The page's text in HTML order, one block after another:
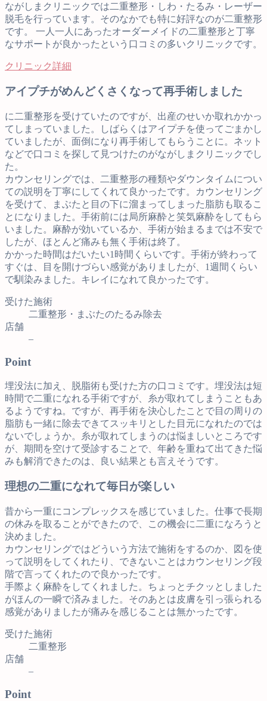
ながしまクリニックでは二重整形・しわ・たるみ・レーザー
脱毛を行っています。そのなかでも特に好評なのが二重整形
です。 一人一人にあったオーダーメイドの二重整形と丁寧
なサポートが良かったという口コミの多いクリニックです。
クリニック詳細
アイプチがめんどくさくなって再手術しました
に二重整形を受けていたのですが、出産のせいか取れかかっ
てしまっていました。しばらくはアイプチを使ってごまかし
ていましたが、面倒になり再手術してもらうことに。ネット
などで口コミを探して見つけたのがながしまクリニックでし
た。
カウンセリングでは、二重整形の種類やダウンタイムについ
ての説明を丁寧にしてくれて良かったです。カウンセリング
を受けて、まぶたと目の下に溜まってしまった脂肪も取るこ
とになりました。手術前には局所麻酔と笑気麻酔をしてもら
いました。麻酔が効いているか、手術が始まるまでは不安で
したが、ほとんど痛みも無く手術は終了。
かかった時間はだいたい1時間くらいです。手術が終わって
すぐは、目を開けづらい感覚がありましたが、1週間くらい
で馴染みました。キレイになれて良かったです。
受けた施術
二重整形・まぶたのたるみ除去
店舗
–
Point
埋没法に加え、脱脂術も受けた方の口コミです。埋没法は短
時間で二重になれる手術ですが、糸が取れてしまうこともあ
るようですね。ですが、再手術を決心したことで目の周りの
脂肪も一緒に除去できてスッキリとした目元になれたのでは
ないでしょうか。糸が取れてしまうのは悩ましいところです
が、期間を空けて受診することで、年齢を重ねて出てきた悩
みも解消できたのは、良い結果とも言えそうです。
理想の二重になれて毎日が楽しい
昔から一重にコンプレックスを感じていました。仕事で長期
の休みを取ることができたので、この機会に二重になろうと
決めました。
カウンセリングではどういう方法で施術をするのか、図を使
って説明をしてくれたり、できないことはカウンセリング段
階で言ってくれたので良かったです。
手際よく麻酔をしてくれました。ちょっとチクッとしました
がほんの一瞬で済みました。そのあとは皮膚を引っ張られる
感覚がありましたが痛みを感じることは無かったです。
受けた施術
二重整形
店舗
–
Point